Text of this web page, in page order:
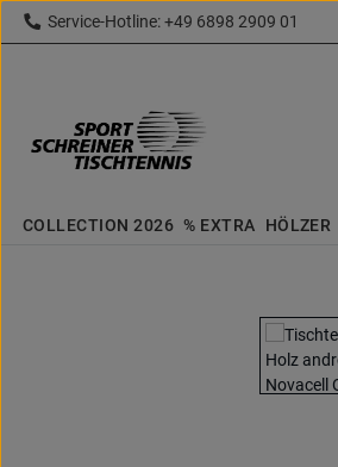
Hauptinhalt springen
Zur Suche springen
Zur Hauptnavigation springen
Service-Hotline: +49 6898 2909 01
COLLECTION 2026 % EXTRA HÖLZER